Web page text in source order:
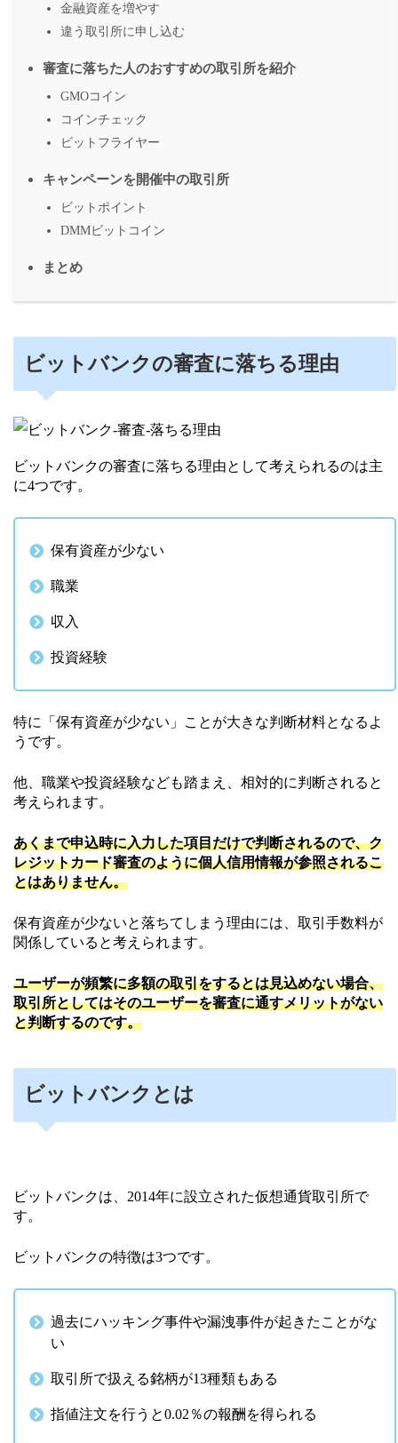
金融資産を増やす
違う取引所に申し込む
審査に落ちた人のおすすめの取引所を紹介
GMOコイン
コインチェック
ビットフライヤー
キャンペーンを開催中の取引所
ビットポイント
DMMビットコイン
まとめ
ビットバンクの審査に落ちる理由
ビットバンクの審査に落ちる理由として考えられるのは主
に4つです。
保有資産が少ない
職業
収入
投資経験
特に「保有資産が少ない」ことが大きな判断材料となるよ
うです。
他、職業や投資経験なども踏まえ、相対的に判断されると
考えられます。
あくまで申込時に入力した項目だけで判断されるので、ク
レジットカード審査のように個人信用情報が参照されるこ
とはありません。
保有資産が少ないと落ちてしまう理由には、取引手数料が
関係していると考えられます。
ユーザーが頻繁に多額の取引をするとは見込めない場合、
取引所としてはそのユーザーを審査に通すメリットがない
と判断するのです。
ビットバンクとは
ビットバンクは、2014年に設立された仮想通貨取引所で
す。
ビットバンクの特徴は3つです。
過去にハッキング事件や漏洩事件が起きたことがな
い
取引所で扱える銘柄が13種類もある
指値注文を行うと0.02％の報酬を得られる